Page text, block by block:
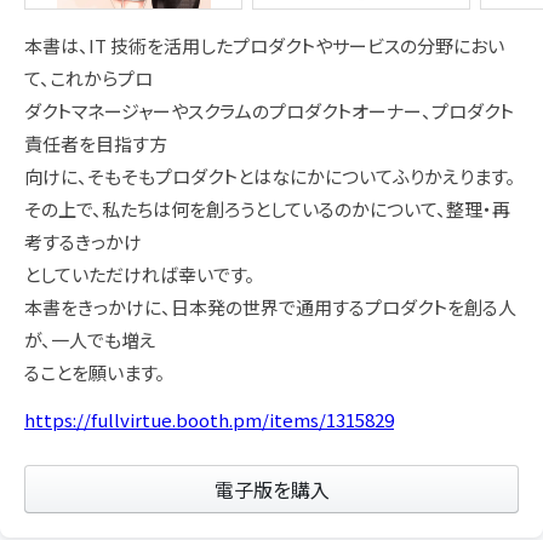
本書は、IT 技術を活用したプロダクトやサービスの分野におい
て、これからプロ
ダクトマネージャーやスクラムのプロダクトオーナー、プロダクト
責任者を目指す方
向けに、そもそもプロダクトとはなにかについてふりかえります。
その上で、私たちは何を創ろうとしているのかについて、整理・再
考するきっかけ
としていただければ幸いです。
本書をきっかけに、日本発の世界で通用するプロダクトを創る人
が、一人でも増え
ることを願います。
https://fullvirtue.booth.pm/items/1315829
電子版を購入